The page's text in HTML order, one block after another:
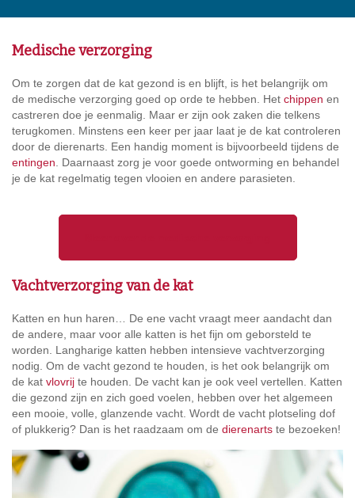
Medische verzorging
Om te zorgen dat de kat gezond is en blijft, is het belangrijk om
de medische verzorging goed op orde te hebben. Het chippen en
castreren doe je eenmalig. Maar er zijn ook zaken die telkens
terugkomen. Minstens een keer per jaar laat je de kat controleren
door de dierenarts. Een handig moment is bijvoorbeeld tijdens de
entingen . Daarnaast zorg je voor goede ontworming en behandel
je de kat regelmatig tegen vlooien en andere parasieten.
Vachtverzorging van de kat
Katten en hun haren… De ene vacht vraagt meer aandacht dan
de andere, maar voor alle katten is het fijn om geborsteld te
worden. Langharige katten hebben intensieve vachtverzorging
nodig. Om de vacht gezond te houden, is het ook belangrijk om
de kat vlovrij te houden. De vacht kan je ook veel vertellen. Katten
die gezond zijn en zich goed voelen, hebben over het algemeen
een mooie, volle, glanzende vacht. Wordt de vacht plotseling dof
of plukkerig? Dan is het raadzaam om de dierenarts te bezoeken!